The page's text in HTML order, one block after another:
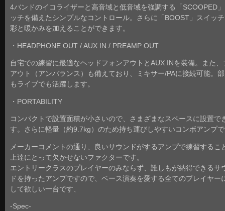
4バンドのイコライザーと高音域と低音域を強調する「SCOOPED
ッチを備えたシンプルなコントロール。さらに「BOOST」スイッ
彩と暖かみを加えることができます。
・HEADPHONE OUT / AUX IN / PREAMP OUT
自宅での練習に最適なヘッドフォンアウトとAUX INを装備。また、
アウト（アンバランス）も備えており、ミキサー/PAに接続可能。
もライブでも活躍します。
・PORTABILITY
コンパクトで設置面積が小さいので、さまざまなスペースに設置で
す。さらに軽量（約9.7kg）のため持ち運びしやすいコンボアンプ
メーカーコメントの通り、良いサウンドがするアンプで練習するこ
上達にとって欠かせないファクターです。
エントリークラスのプレイヤーのみならず、誰しもが納得できるサ
ドを持ったアンプですので、ベース演奏を愛する全てのプレイヤー
して欲しい一台です、
-Spec-